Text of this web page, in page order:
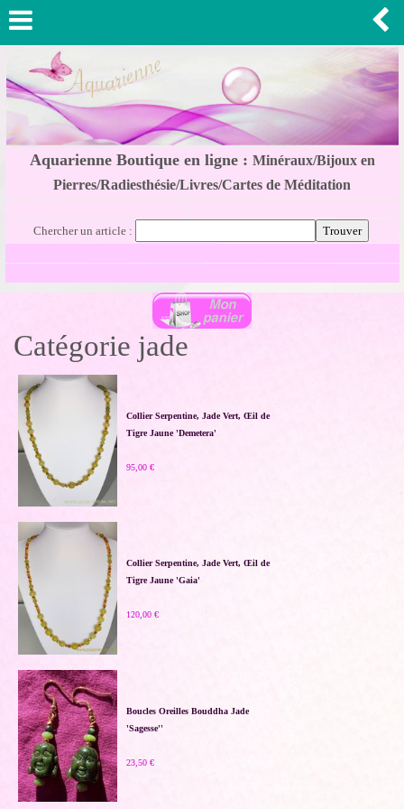
Aquarienne Boutique en ligne : Minéraux/Bijoux en
Pierres/Radiesthésie/Livres/Cartes de Méditation
Chercher un article :
Catégorie jade
Collier Serpentine, Jade Vert, Œil de
Tigre Jaune 'Demetera'
95,00 €
Collier Serpentine, Jade Vert, Œil de
Tigre Jaune 'Gaia'
120,00 €
Boucles Oreilles Bouddha Jade
'Sagesse''
23,50 €